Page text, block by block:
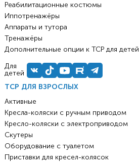
ТСР ДЛЯ ВЗРОСЛЫХ
Активные
Кресла-коляски с ручным приводом
Кресло-коляски с электроприводом
Скутеры
Оборудование с туалетом
Приставки для кресел-колясок
Реабилитационные костюмы
Иппотренажёры
Аппараты и тутора
Тренажёры
Дополнительные опции к ТСР для детей
Для
детей